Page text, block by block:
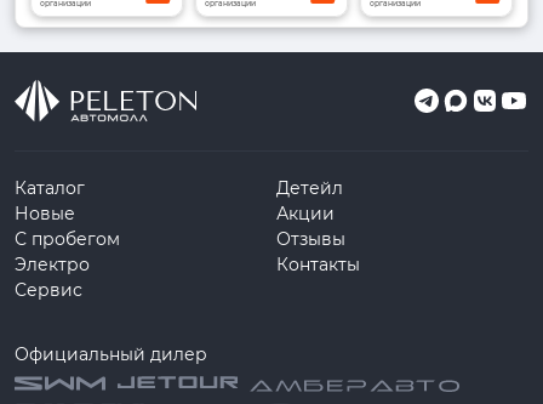
организации организации организации
Каталог
Новые
С пробегом
Электро
Сервис
Детейл
Акции
Отзывы
Контакты
Официальный дилер